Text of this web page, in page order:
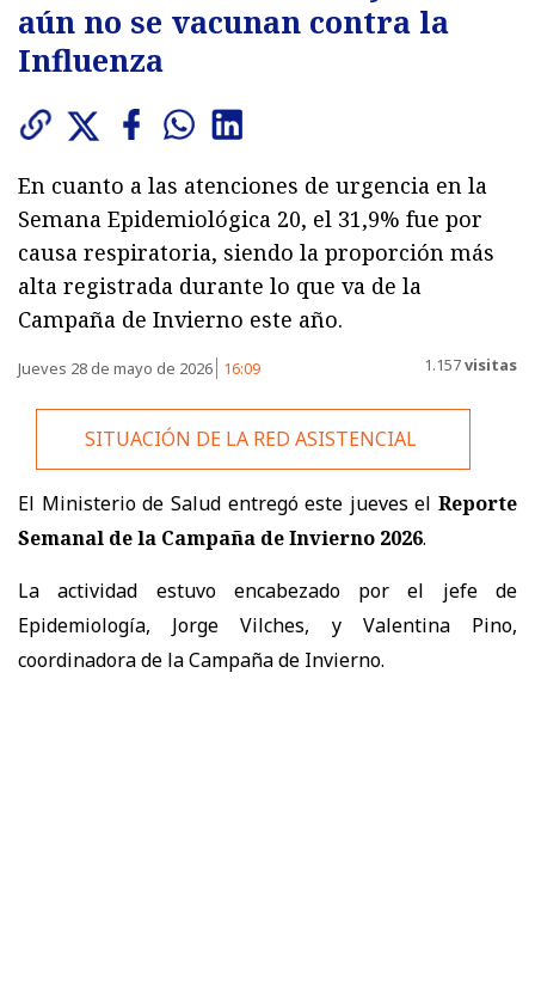
aún no se vacunan contra la
Influenza
En cuanto a las atenciones de urgencia en la
Semana Epidemiológica 20, el 31,9% fue por
causa respiratoria, siendo la proporción más
alta registrada durante lo que va de la
Campaña de Invierno este año.
Jueves 28 de mayo de 2026 16:09 1.157visitas
SITUACIÓN DE LA RED ASISTENCIAL
El Ministerio de Salud entregó este jueves el Reporte
Semanal de la Campaña de Invierno 2026.
La actividad estuvo encabezado por el jefe de
Epidemiología, Jorge Vilches, y Valentina Pino,
coordinadora de la Campaña de Invierno.